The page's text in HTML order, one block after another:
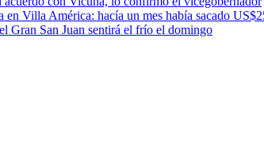
Villa América: hacía un mes había sacado
Gran San Juan sentirá el frío el domingo